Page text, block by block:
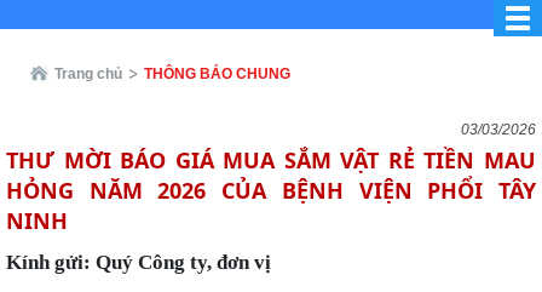
Trang chủ THÔNG BÁO CHUNG
03/03/2026
THƯ MỜI BÁO GIÁ MUA SẮM VẬT RẺ TIỀN MAU
HỎNG NĂM 2026 CỦA BỆNH VIỆN PHỔI TÂY
NINH
Kính gửi: Quý Công ty, đơn vị